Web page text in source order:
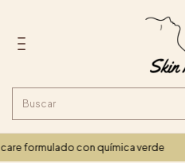
formulado con química verde